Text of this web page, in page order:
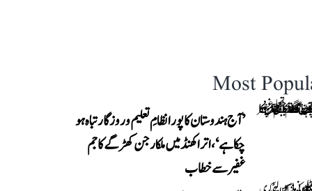
Most
’آج ہندوستان کا پورا نظامِ تعلیم و روزگار تباہ ہو
چکا ہے‘، اتراکھنڈ میں ملکارجن کھڑگے کا جم
غفیر سے خطاب